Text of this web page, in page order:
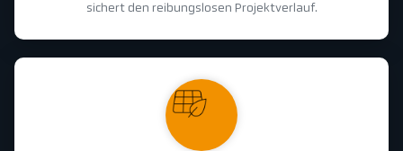
sichert den reibungslosen Projektverlauf.